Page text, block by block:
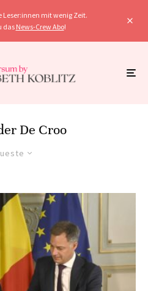
Leser:innen mit wenig Zeit.
das News-Crew Abo!
De Croo